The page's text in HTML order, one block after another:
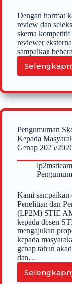
Dengan hormat
review dan
skema kompetitif
reviewer
sampaikan
Pengumuman
Kepada
Genap 2025/
Kami sampaikan
Penelitian dan
(LP2M) STIE
kepada dosen
mengajukan
kepada
genap tahun
dan…